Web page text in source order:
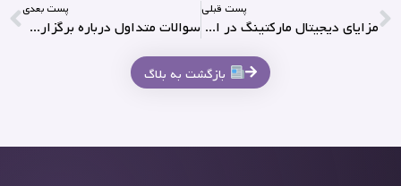
پست قبلی
مزایای دیجیتال مارکتینگ در ایونت‌ها
پست بعدی
سوالات متداول درباره برگزاری ایونت سازمانی
بازگشت به بلاگ